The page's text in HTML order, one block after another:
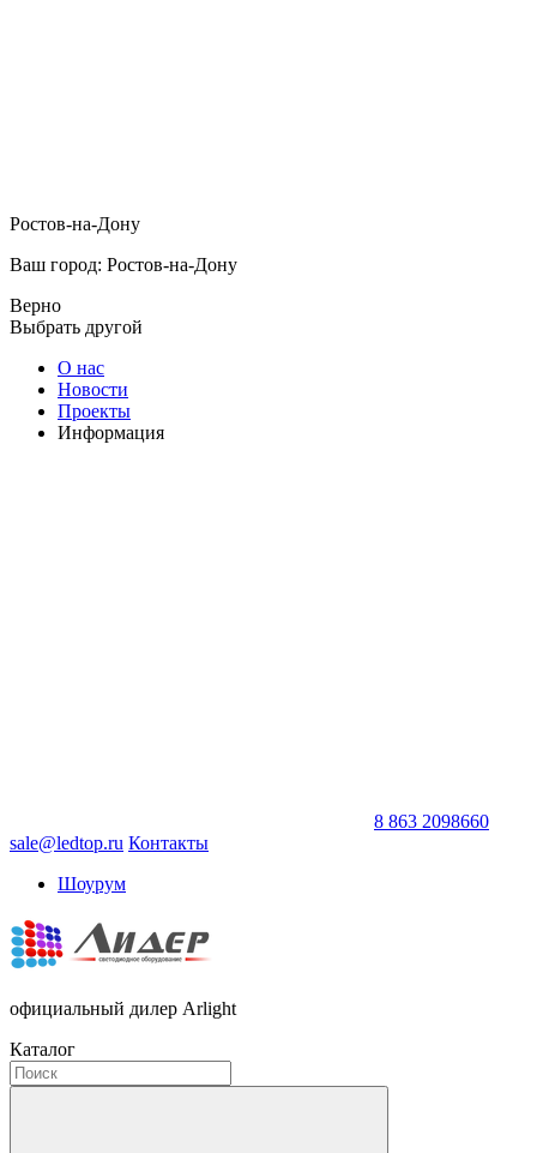
Ростов-на-Дону
Ваш город: Ростов-на-Дону
Верно
Выбрать другой
О нас
Новости
Проекты
Информация
8 863 2098660
sale@ledtop.ru Контакты
Шоурум
официальный дилер Arlight
Каталог